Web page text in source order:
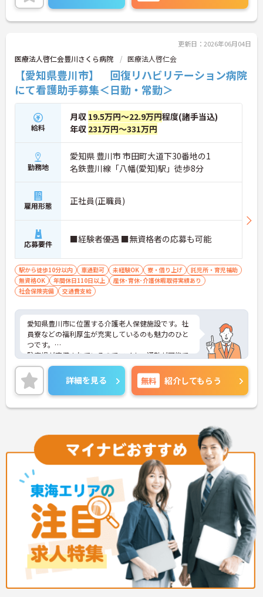
更新日：2026年06月04日
医療法人啓仁会豊川さくら病院 医療法人啓仁会
【愛知県豊川市】 回復リハビリテーション病院
にて看護助手募集＜日勤・常勤＞
給料
月収 19.5万円～22.9万円程度(諸手当込)
年収 231万円～331万円
勤務地
愛知県 豊川市 市田町大道下30番地の1
名鉄豊川線「八幡(愛知)駅」徒歩8分
雇用形態 正社員(正職員)
応募要件 ■経験者優遇 ■無資格者の応募も可能
駅から徒歩10分以内 車通勤可 未経験OK 寮・借り上げ
託児所・育児補助
無資格OK
年間休日110日以上
産休･育休･介護休暇取得実績あり
社会保険完備
交通費支給
愛知県豊川市に位置する介護老人保健施設です。社
員寮などの福利厚生が充実しているのも魅力のひと
つです。
駐車場が完備されているのでマイカー通勤が可能で
すし、最寄り駅の八幡駅からは徒歩10分圏内と通勤
にとても便利です。
産休・育休の取得実績があり、託児所もありますの
で、お子様がいらっしゃる方に理解があって働きや
すい環境なのでとても安心です。
さい。
詳細を見る 無料 紹介してもらう